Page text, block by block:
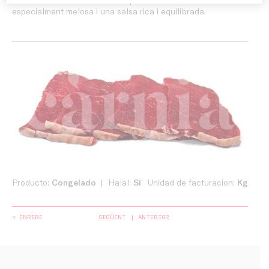
especialment melosa i una salsa rica i equilibrada.
Producto: Congelado Halal: Sí Unidad de facturacion: Kg
< ENRERE SEGÜENT ANTERIOR